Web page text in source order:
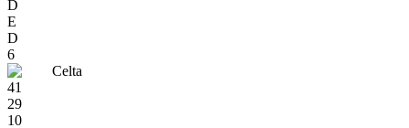
D
E
D
6
Celta
41
29
10